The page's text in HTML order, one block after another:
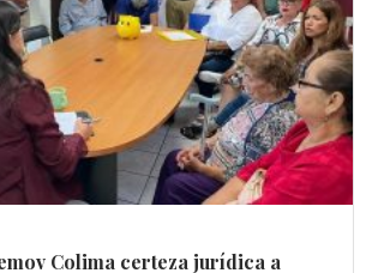
Colima certeza jurídica a